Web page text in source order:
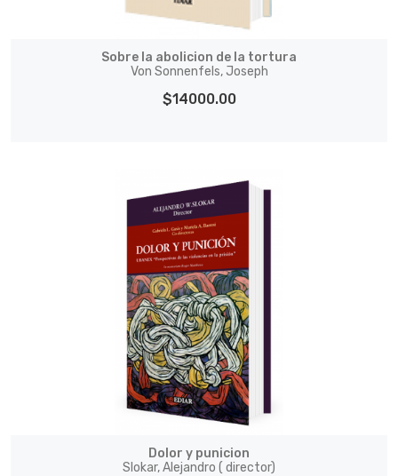
Sobre la abolicion de la tortura
Von Sonnenfels, Joseph
$14000.00
Dolor y punicion
Slokar, Alejandro ( director)